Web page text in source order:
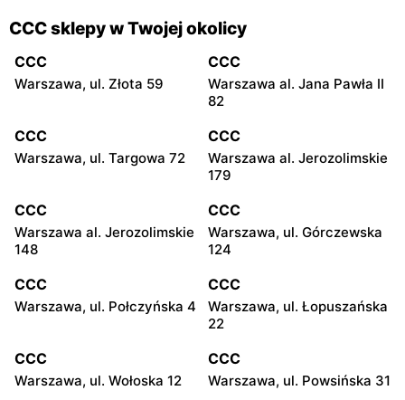
CCC sklepy w Twojej okolicy
CCC
Warszawa, ul. Złota 59
CCC
Warszawa al. Jana Pawła II
82
CCC
Warszawa, ul. Targowa 72
CCC
Warszawa al. Jerozolimskie
179
CCC
Warszawa al. Jerozolimskie
148
CCC
Warszawa, ul. Górczewska
124
CCC
Warszawa, ul. Połczyńska 4
CCC
Warszawa, ul. Łopuszańska
22
CCC
Warszawa, ul. Wołoska 12
CCC
Warszawa, ul. Powsińska 31